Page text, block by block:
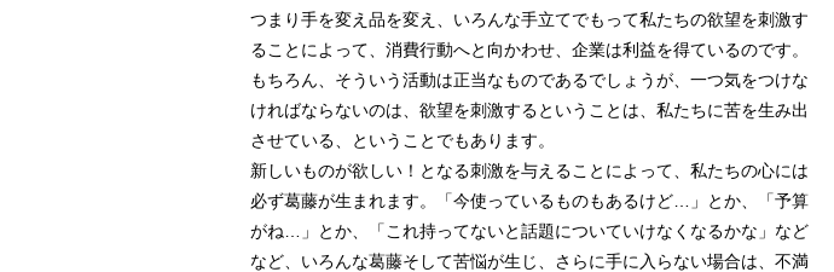
つまり手を変え品を変え、いろんな手立てでもって私たちの欲望を刺激す
ることによって、消費行動へと向かわせ、企業は利益を得ているのです。
もちろん、そういう活動は正当なものであるでしょうが、一つ気をつけな
ければならないのは、欲望を刺激するということは、私たちに苦を生み出
させている、ということでもあります。
新しいものが欲しい！となる刺激を与えることによって、私たちの心には
必ず葛藤が生まれます。「今使っているものもあるけど…」とか、「予算
がね…」とか、「これ持ってないと話題についていけなくなるかな」など
など、いろんな葛藤そして苦悩が生じ、さらに手に入らない場合は、不満